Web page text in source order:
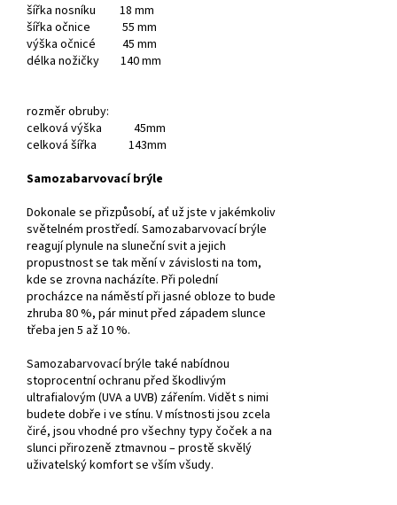
šířka nosníku 18 mm
šířka očnice 55 mm
výška očnicé 45 mm
délka nožičky 140 mm
rozměr obruby:
celková výška 45mm
celková šířka 143mm
Samozabarvovací brýle
Dokonale se přizpůsobí, ať už jste v jakémkoliv
světelném prostředí. Samozabarvovací brýle
reagují plynule na sluneční svit a jejich
propustnost se tak mění v závislosti na tom,
kde se zrovna nacházíte. Při polední
procházce na náměstí při jasné obloze to bude
zhruba 80 %, pár minut před západem slunce
třeba jen 5 až 10 %.
Samozabarvovací brýle také nabídnou
stoprocentní ochranu před škodlivým
ultrafialovým (UVA a UVB) zářením. Vidět s nimi
budete dobře i ve stínu. V místnosti jsou zcela
čiré, jsou vhodné pro všechny typy čoček a na
slunci přirozeně ztmavnou – prostě skvělý
uživatelský komfort se vším všudy.